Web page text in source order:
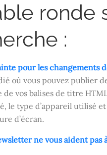
ronde
:
pour les changements
où vous pouvez publier
vos balises de titre
le type d’appareil utilisé
d’écran.
ne vous aident pas